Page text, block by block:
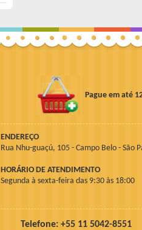
Pague em até
ENDEREÇO
Rua Nhu-guaçú, 105 - Campo Belo - São
HORÁRIO DE ATENDIMENTO
Segunda à sexta-feira das 9:30 às 18:00
Telefone: +55 11 5042-